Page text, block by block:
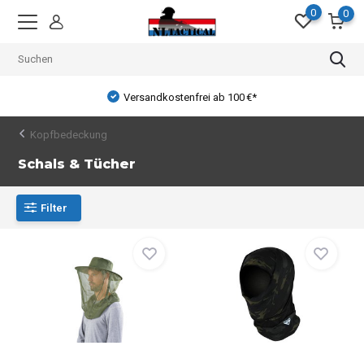
0 0
Versandkostenfrei ab 100 €*
Kopfbedeckung
Schals & Tücher
Filter